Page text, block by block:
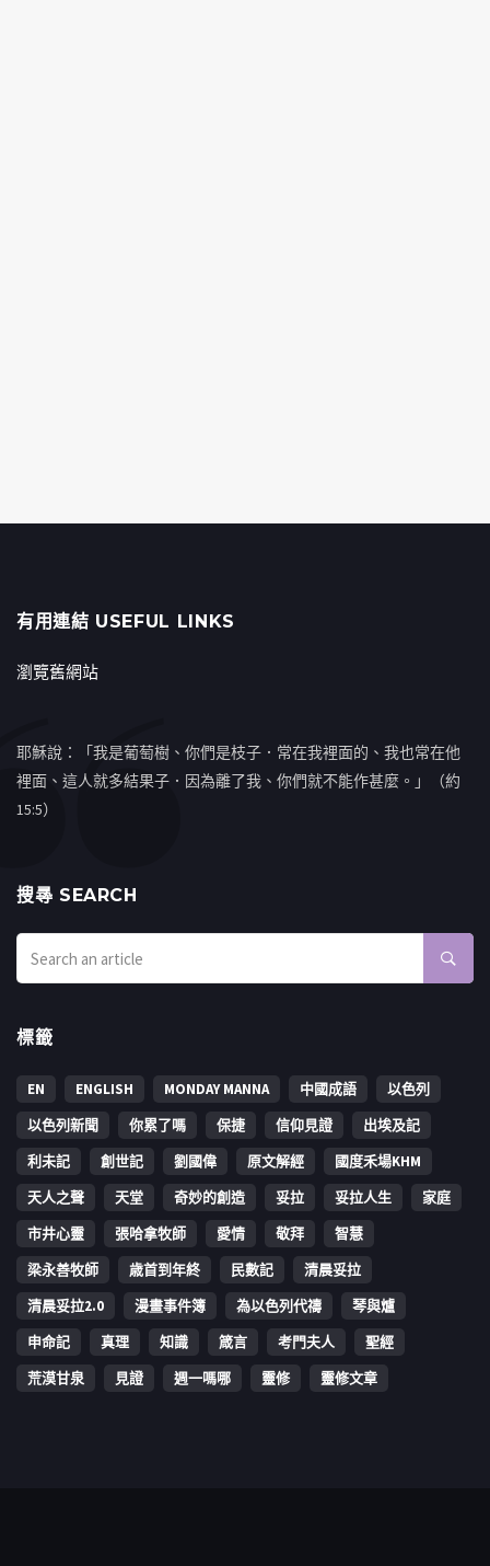
有用連結 USEFUL LINKS
瀏覽舊網站
耶穌說：「我是葡萄樹、你們是枝子．常在我裡面的、我也常在他
裡面、這人就多結果子．因為離了我、你們就不能作甚麼。」（約
15:5）
搜㝷 SEARCH
標籤
EN ENGLISH MONDAY MANNA 中國成語
以色列
以色列新聞
你累了嗎 保捷 信仰見證
出埃及記
利未記
創世記 劉國偉 原文解經
國度禾場KHM
天人之聲
天堂 奇妙的創造 妥拉 妥拉人生
家庭
市井心靈
張哈拿牧師 愛情 敬拜
智慧
梁永善牧師
歳首到年終 民數記
清晨妥拉
清晨妥拉2.0
漫畫事件簿 為以色列代禱
琴與爐
申命記
真理 知識 箴言 考門夫人
聖經
荒漠甘泉
見證 週一嗎哪 靈修 靈修文章